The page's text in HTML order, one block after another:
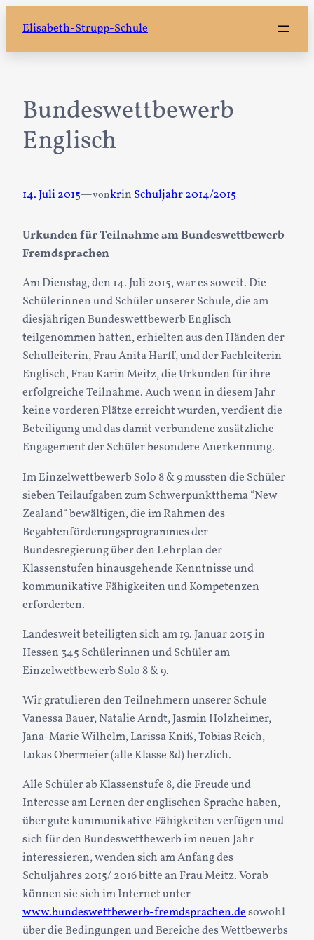
Inhalt
springen
Elisabeth-Strupp-Schule
Bundeswettbewerb
Englisch
14. Juli 2015—vonkrin Schuljahr 2014/2015
Urkunden für Teilnahme am Bundeswettbewerb
Fremdsprachen
Am Dienstag, den 14. Juli 2015, war es soweit. Die
Schülerinnen und Schüler unserer Schule, die am
diesjährigen Bundeswettbewerb Englisch
teilgenommen hatten, erhielten aus den Händen der
Schulleiterin, Frau Anita Harff, und der Fachleiterin
Englisch, Frau Karin Meitz, die Urkunden für ihre
erfolgreiche Teilnahme. Auch wenn in diesem Jahr
keine vorderen Plätze erreicht wurden, verdient die
Beteiligung und das damit verbundene zusätzliche
Engagement der Schüler besondere Anerkennung.
Im Einzelwettbewerb Solo 8 & 9 mussten die Schüler
sieben Teilaufgaben zum Schwerpunktthema “New
Zealand“ bewältigen, die im Rahmen des
Begabtenförderungsprogrammes der
Bundesregierung über den Lehrplan der
Klassenstufen hinausgehende Kenntnisse und
kommunikative Fähigkeiten und Kompetenzen
erforderten.
Landesweit beteiligten sich am 19. Januar 2015 in
Hessen 345 Schülerinnen und Schüler am
Einzelwettbewerb Solo 8 & 9.
Wir gratulieren den Teilnehmern unserer Schule
Vanessa Bauer, Natalie Arndt, Jasmin Holzheimer,
Jana-Marie Wilhelm, Larissa Kniß, Tobias Reich,
Lukas Obermeier (alle Klasse 8d) herzlich.
Alle Schüler ab Klassenstufe 8, die Freude und
Interesse am Lernen der englischen Sprache haben,
über gute kommunikative Fähigkeiten verfügen und
sich für den Bundeswettbewerb im neuen Jahr
interessieren, wenden sich am Anfang des
Schuljahres 2015/ 2016 bitte an Frau Meitz. Vorab
können sie sich im Internet unter
www.bundeswettbewerb-fremdsprachen.desowohl
über die Bedingungen und Bereiche des Wettbewerbs